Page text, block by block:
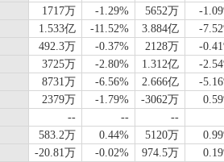
1717万 -1.29% 5652万
-
1.533亿 -11.52% 3.884亿
-
492.3万 -0.37% 2128万
-
3725万 -2.80% 1.312亿
-
8731万 -6.56% 2.666亿
-
2379万 -1.79% -3062万
-- --
--
583.2万 0.44% 5120万
-20.81万 -0.02% 974.5万